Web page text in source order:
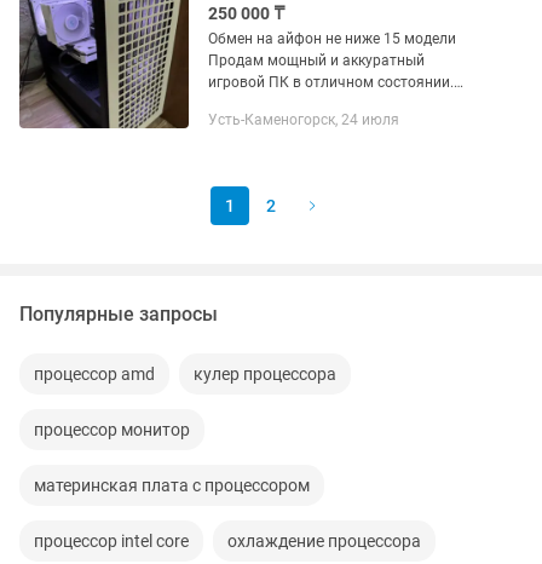
250 000 ₸
Обмен на айфон не ниже 15 модели
Продам мощный и аккуратный
игровой ПК в отличном состоянии.
работы, учебы, монтажа и стриминга.
Усть-Каменогорск, 24 июля
1 2
Популярные запросы
процессор amd кулер процессора
процессор монитор
материнская плата с процессором
процессор intel core охлаждение процессора